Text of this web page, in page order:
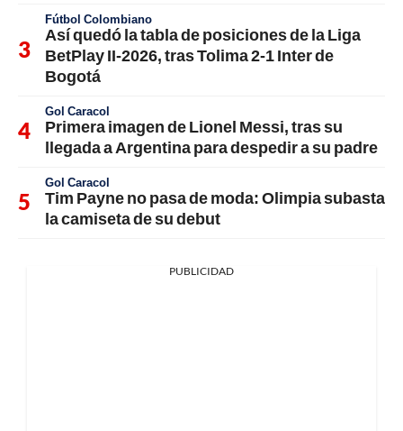
Fútbol Colombiano
Así quedó la tabla de posiciones de la Liga
BetPlay II-2026, tras Tolima 2-1 Inter de
Bogotá
Gol Caracol
Primera imagen de Lionel Messi, tras su
llegada a Argentina para despedir a su padre
Gol Caracol
Tim Payne no pasa de moda: Olimpia subasta
la camiseta de su debut
PUBLICIDAD